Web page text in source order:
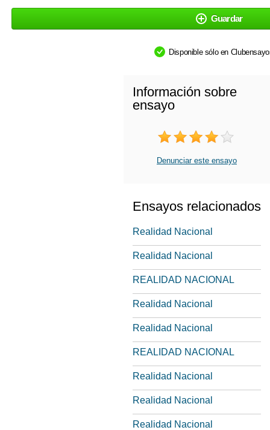
Guardar
Disponible sólo en
Información sobre
ensayo
Denunciar este ensayo
Ensayos relacionados
Realidad Nacional
Realidad Nacional
REALIDAD NACIONAL
Realidad Nacional
Realidad Nacional
REALIDAD NACIONAL
Realidad Nacional
Realidad Nacional
Realidad Nacional